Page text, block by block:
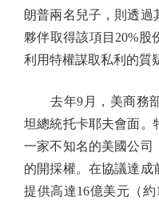
朗普兩名兒子，則透過
夥伴取得該項目20%股
利用特權謀取私利的質
去年9月，美商務部
坦總統托卡耶夫會面。
一家不知名的美國公司
的開採權。在協議達成
提供高達16億美元（